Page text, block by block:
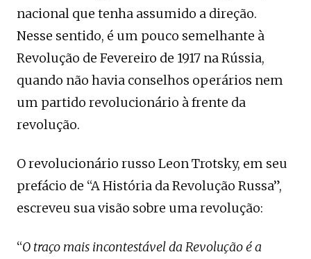
nacional que tenha assumido a direção.
Nesse sentido, é um pouco semelhante à
Revolução de Fevereiro de 1917 na Rússia,
quando não havia conselhos operários nem
um partido revolucionário à frente da
revolução.
O revolucionário russo Leon Trotsky, em seu
prefácio de “A História da Revolução Russa”,
escreveu sua visão sobre uma revolução:
“O traço mais incontestável da Revolução é a